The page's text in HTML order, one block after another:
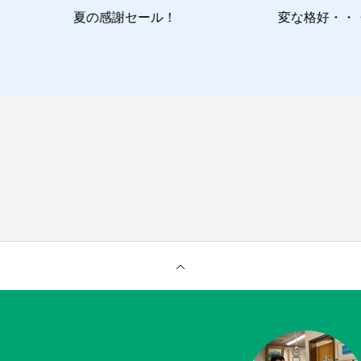
変な格好・・・ ココはここ